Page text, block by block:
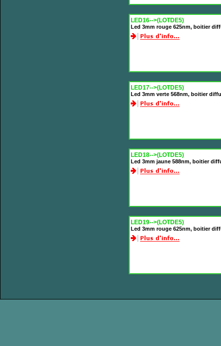
LED16-->(LOTDE5)
Led 3mm rouge 625nm, boitier
LED17-->(LOTDE5)
Led 3mm verte 568nm, boitier
LED18-->(LOTDE5)
Led 3mm jaune 588nm, boitier
LED19-->(LOTDE5)
Led 3mm rouge 625nm, boitier